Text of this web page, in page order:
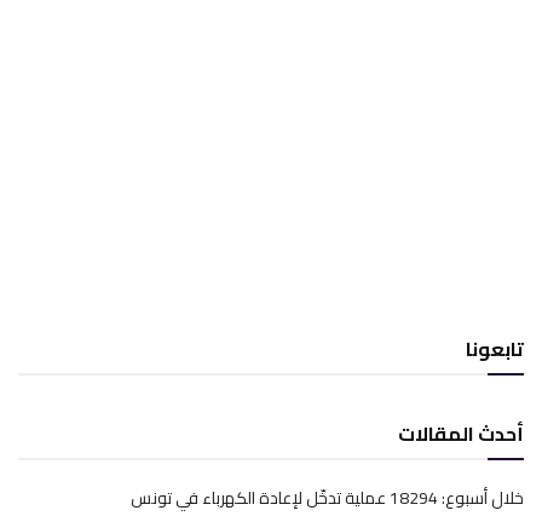
تابعونا
أحدث المقالات
خلال أسبوع: 18294 عملية تدخّل لإعادة الكهرباء في تونس